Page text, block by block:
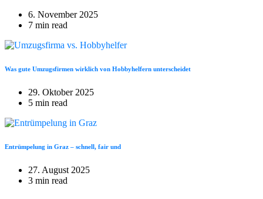
6. November 2025
7 min read
Was gute Umzugsfirmen wirklich von Hobbyhelfern unterscheidet
29. Oktober 2025
5 min read
Entrümpelung in Graz – schnell, fair und
27. August 2025
3 min read